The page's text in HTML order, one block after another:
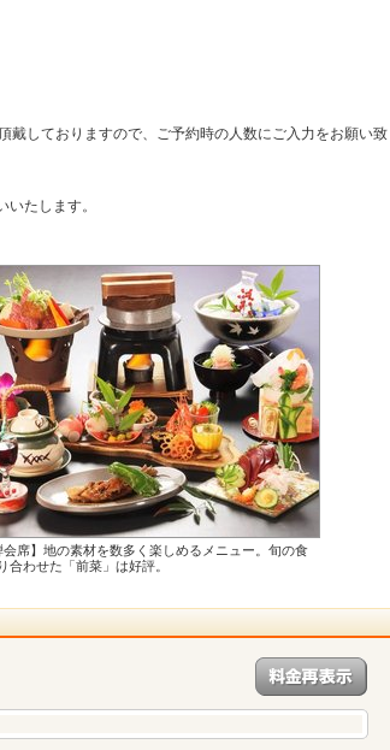
戴しておりますので、ご予約時の人数にご入力をお願い致
たします。
席】地の素材を数多く楽しめるメニュー。旬の食
合わせた「前菜」は好評。